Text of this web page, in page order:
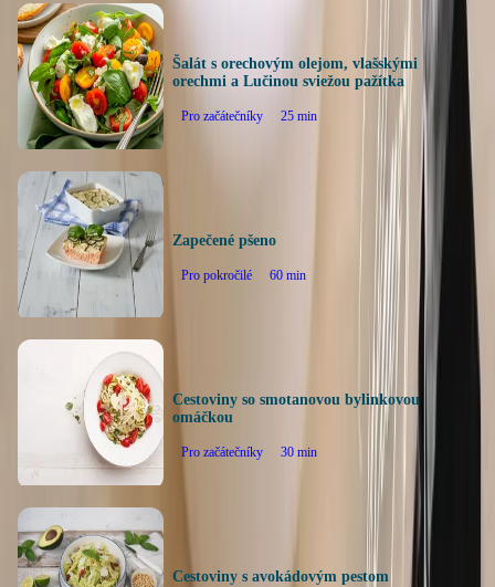
Šalát s orechovým olejom, vlašskými
orechmi a Lučinou sviežou pažítka
Pro začátečníky 25 min
Zapečené pšeno
Pro pokročilé 60 min
Cestoviny so smotanovou bylinkovou
omáčkou
Pro začátečníky 30 min
Cestoviny s avokádovým pestom